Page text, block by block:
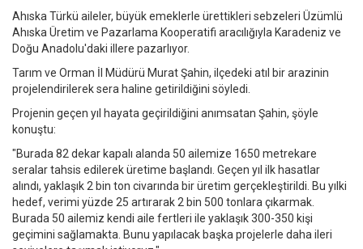
Ahıska Türkü aileler, büyük emeklerle ürettikleri sebzeleri Üzümlü
Ahıska Üretim ve Pazarlama Kooperatifi aracılığıyla Karadeniz ve
Doğu Anadolu'daki illere pazarlıyor.
Tarım ve Orman İl Müdürü Murat Şahin, ilçedeki atıl bir arazinin
projelendirilerek sera haline getirildiğini söyledi.
Projenin geçen yıl hayata geçirildiğini anımsatan Şahin, şöyle
konuştu:
"Burada 82 dekar kapalı alanda 50 ailemize 1650 metrekare
seralar tahsis edilerek üretime başlandı. Geçen yıl ilk hasatlar
alındı, yaklaşık 2 bin ton civarında bir üretim gerçekleştirildi. Bu yılki
hedef, verimi yüzde 25 artırarak 2 bin 500 tonlara çıkarmak.
Burada 50 ailemiz kendi aile fertleri ile yaklaşık 300-350 kişi
geçimini sağlamakta. Bunu yapılacak başka projelerle daha ileri